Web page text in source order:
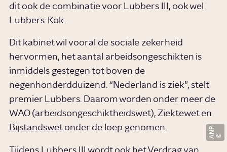
dit ook de combinatie voor Lubbers III, ook wel
Lubbers-Kok.
Dit kabinet wil vooral de sociale zekerheid
hervormen, het aantal arbeidsongeschikten is
inmiddels gestegen tot boven de
negenhonderdduizend. “Nederland is ziek”, stelt
premier Lubbers. Daarom worden onder meer de
WAO (arbeidsongeschiktheidswet), Ziektewet en
Bijstandswetonder de loep genomen. ANP